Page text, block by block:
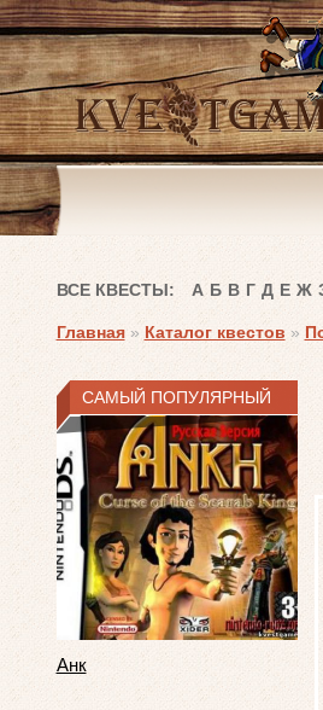
ВСЕ КВЕСТЫ: А Б В Г Д Е Ж
Главная » Каталог квестов »
САМЫЙ ПОПУЛЯРНЫЙ
Анк